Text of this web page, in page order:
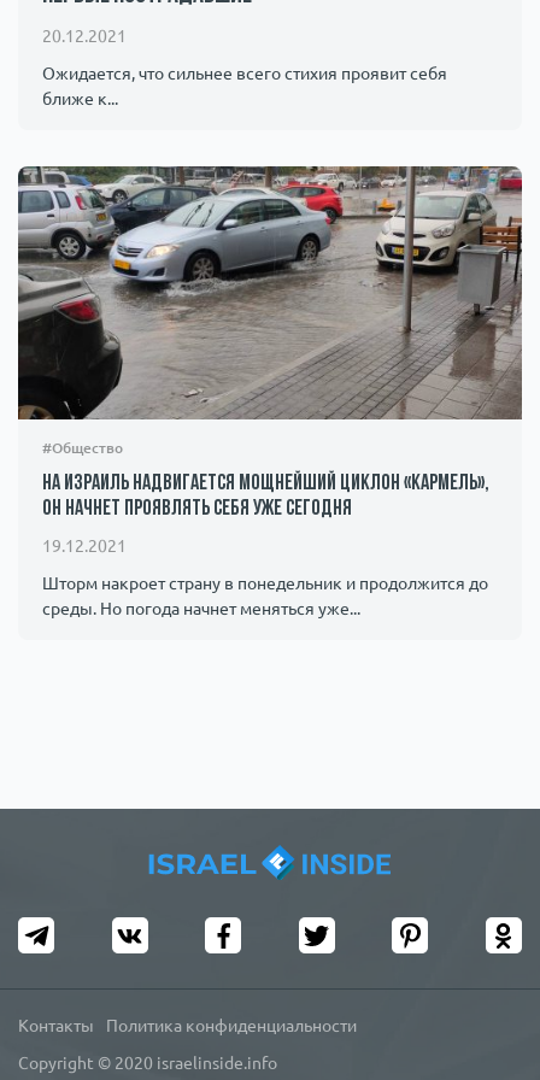
Происшествия
Армия
20.12.2021
Ожидается, что сильнее всего стихия проявит себя
ближе к...
#Общество
На Израиль надвигается мощнейший циклон «Кармель»,
он начнет проявлять себя уже сегодня
19.12.2021
Шторм накроет страну в понедельник и продолжится до
среды. Но погода начнет меняться уже...
Copyright © 2020 israelinside.info
Контакты Политика конфиденциальности